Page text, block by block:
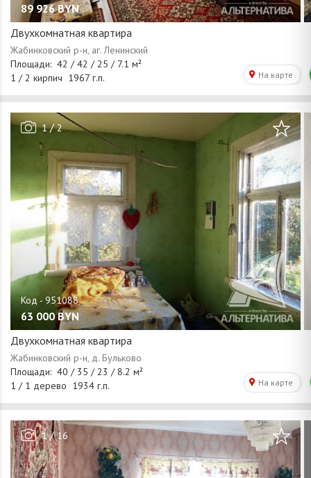
89 926 BYN
Двухкомнатная квартира
1/2
63 000 BYN
Двухкомнатная квартира
1/16